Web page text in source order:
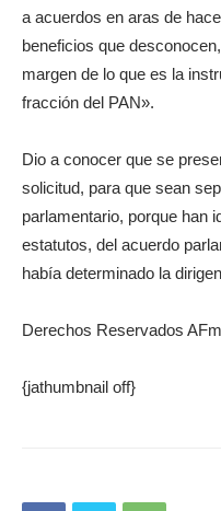
a acuerdos en aras de
beneficios que
margen de lo que es la
fracción del PAN».
Dio a conocer que se
solicitud, para que sean
parlamentario, porque han
estatutos, del acuerdo
había determinado la
Derechos Reservados
{jathumbnail off}